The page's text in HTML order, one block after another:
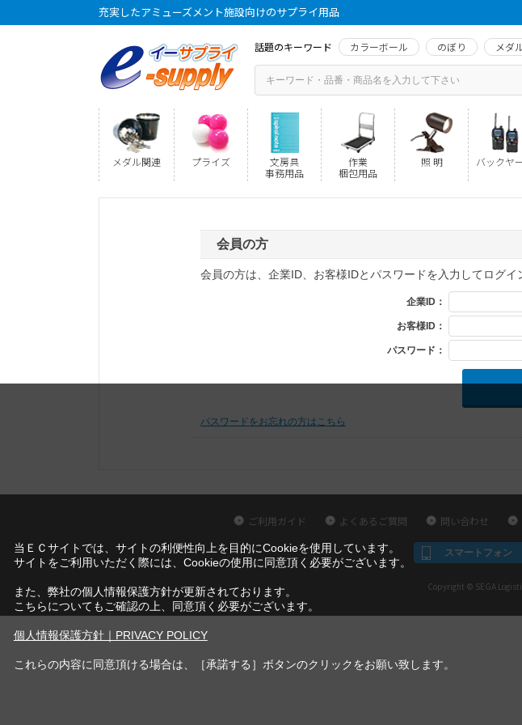
充実したアミューズメント施設向けのサプライ用品
話題のキーワード カラーボール のぼり メダ
メダル関連 プライズ
文房具
事務用品
作業
梱包用品
照 明 バックヤ
会員の方
会員の方は、企業ID、お客様IDとパスワードを入力してログイ
企業ID：
お客様ID：
パスワード：
パスワードをお忘れの方はこちら
ご利用ガイド よくあるご質問 問い合わせ
スマートフォン
Copyright © SEGA
当ＥＣサイトでは、サイトの利便性向上を目的にCookieを使用しています。
サイトをご利用いただく際には、Cookieの使用に同意頂く必要がございます。
また、弊社の個人情報保護方針が更新されております。
こちらについてもご確認の上、同意頂く必要がございます。
個人情報保護方針｜PRIVACY POLICY
これらの内容に同意頂ける場合は、［承諾する］ボタンのクリックをお願い致します。